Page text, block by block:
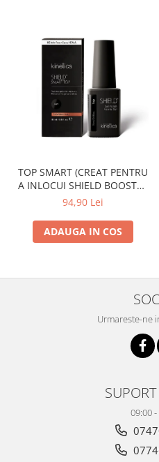
TOP SMART (CREAT PENTRU
A INLOCUI SHIELD BOOSTER
TACK FREE TOP COAT)
94,90 Lei
ADAUGA IN COS
Urmareste-ne
09:00